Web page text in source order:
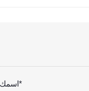
اسمك*